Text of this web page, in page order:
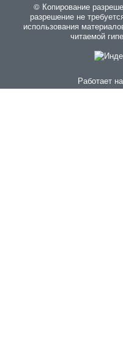
© Копирование
разрешение не
использования
читаемой
Работает на